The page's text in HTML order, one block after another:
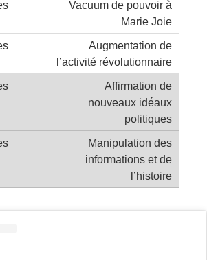
Vacuum de pouvoir à
Marie Joie
Augmentation de
l’activité révolutionnaire
Affirmation de
nouveaux idéaux
politiques
Manipulation des
informations et de
l’histoire